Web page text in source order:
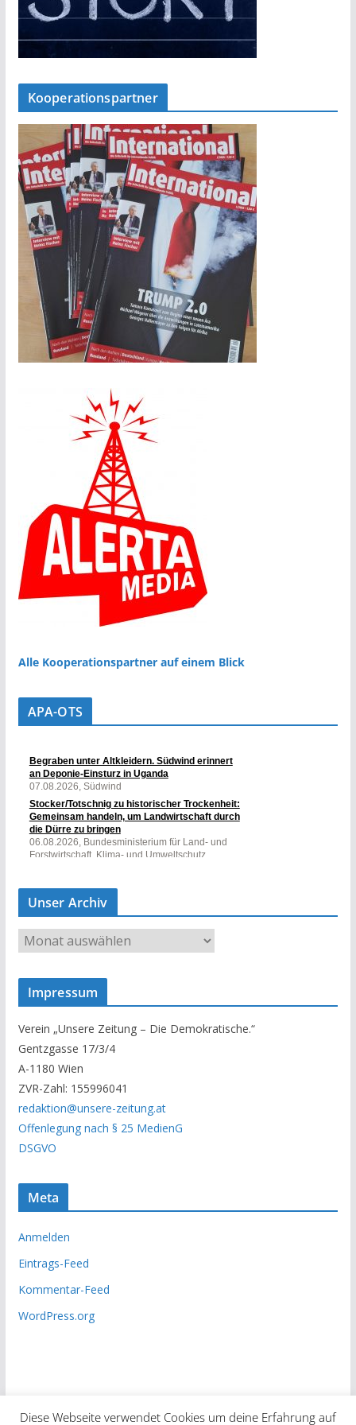
Kooperationspartner
Alle Kooperationspartner auf einem Blick
APA-OTS
Unser Archiv
U
n
s
A
r
c
h
i
v
Impressum
Verein „Unsere Zeitung – Die Demokratische.“
Gentzgasse 17/3/4
A-1180 Wien
ZVR-Zahl: 155996041
redaktion@unsere-zeitung.at
Offenlegung nach § 25 MedienG
DSGVO
Meta
Anmelden
Eintrags-Feed
Kommentar-Feed
WordPress.org
Diese Webseite verwendet Cookies um deine Erfahrung auf